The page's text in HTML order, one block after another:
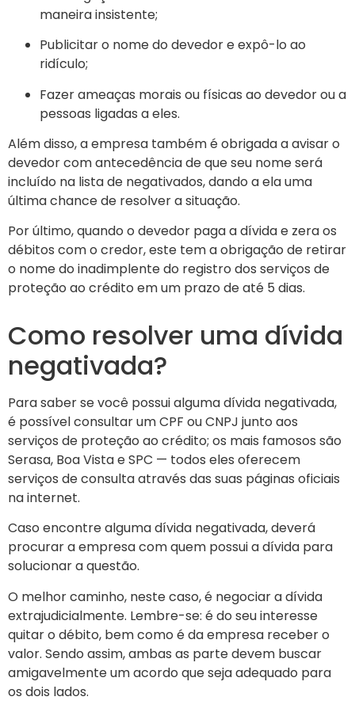
maneira insistente;
Publicitar o nome do devedor e expô-lo ao
ridículo;
Fazer ameaças morais ou físicas ao devedor ou a
pessoas ligadas a eles.
Além disso, a empresa também é obrigada a avisar o
devedor com antecedência de que seu nome será
incluído na lista de negativados, dando a ela uma
última chance de resolver a situação.
Por último, quando o devedor paga a dívida e zera os
débitos com o credor, este tem a obrigação de retirar
o nome do inadimplente do registro dos serviços de
proteção ao crédito em um prazo de até 5 dias.
Como resolver uma dívida
negativada?
Para saber se você possui alguma dívida negativada,
é possível consultar um CPF ou CNPJ junto aos
serviços de proteção ao crédito; os mais famosos são
Serasa, Boa Vista e SPC — todos eles oferecem
serviços de consulta através das suas páginas oficiais
na internet.
Caso encontre alguma dívida negativada, deverá
procurar a empresa com quem possui a dívida para
solucionar a questão.
O melhor caminho, neste caso, é negociar a dívida
extrajudicialmente. Lembre-se: é do seu interesse
quitar o débito, bem como é da empresa receber o
valor. Sendo assim, ambas as parte devem buscar
amigavelmente um acordo que seja adequado para
os dois lados.